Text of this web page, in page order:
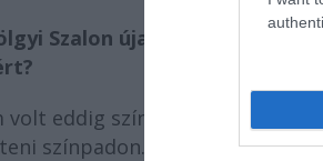
Szalon újabb
volt eddig színpadon, mert a
színpadon. Ügyes